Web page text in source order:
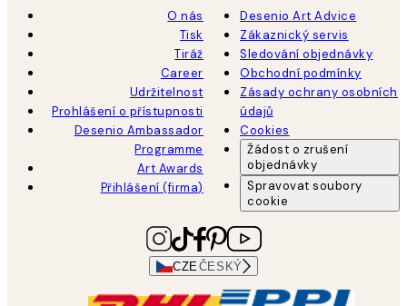
O nás
Tisk
Tiráž
Career
Udržitelnost
Prohlášení o přístupnosti
Desenio Ambassador
Programme
Art Awards
Přihlášení (firma)
Desenio Art Advice
Zákaznický servis
Sledování objednávky
Obchodní podmínky
Zásady ochrany osobních
údajů
Cookies
Žádost o zrušení
objednávky
Spravovat soubory
cookie
CZE ČESKÝ